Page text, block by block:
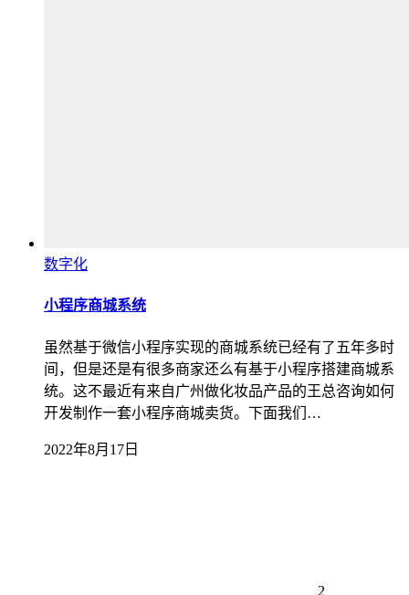
数字化
小程序商城系统
虽然基于微信小程序实现的商城系统已经有了五年多时
间，但是还是有很多商家还么有基于小程序搭建商城系
统。这不最近有来自广州做化妆品产品的王总咨询如何
开发制作一套小程序商城卖货。下面我们…
2022年8月17日
2